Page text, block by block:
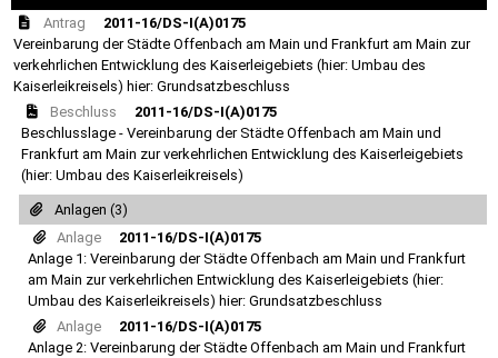
Antrag
2011-16/DS-I(A)0175
Vereinbarung der Städte Offenbach am Main und Frankfurt am Main zur
verkehrlichen Entwicklung des Kaiserleigebiets (hier: Umbau des
Kaiserleikreisels) hier: Grundsatzbeschluss
Beschluss
2011-16/DS-I(A)0175
Beschlusslage - Vereinbarung der Städte Offenbach am Main und
Frankfurt am Main zur verkehrlichen Entwicklung des Kaiserleigebiets
(hier: Umbau des Kaiserleikreisels)
Anlagen (3)
Anlage
2011-16/DS-I(A)0175
Anlage 1: Vereinbarung der Städte Offenbach am Main und Frankfurt
am Main zur verkehrlichen Entwicklung des Kaiserleigebiets (hier:
Umbau des Kaiserleikreisels) hier: Grundsatzbeschluss
Anlage
2011-16/DS-I(A)0175
Anlage 2: Vereinbarung der Städte Offenbach am Main und Frankfurt